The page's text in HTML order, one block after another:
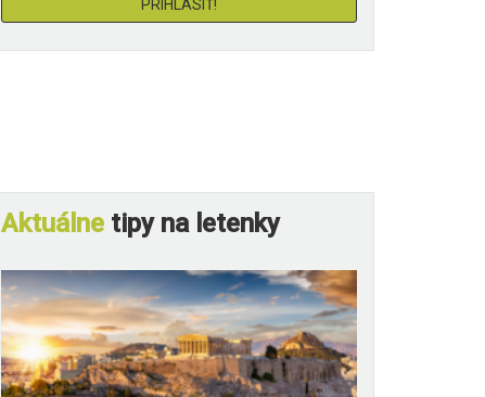
Aktuálne tipy na letenky